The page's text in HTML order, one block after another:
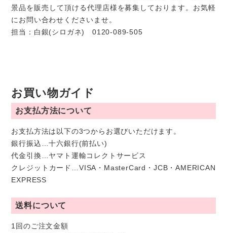
景品を販売して頂ける代理店様を募集しております。お気軽
にお問い合わせくださいませ。
担当：白銀(シロガネ) 0120-089-505
お買い物ガイド
お支払方法について
お支払方法は以下の3つからお選びいただけます。
銀行振込…十六銀行(前払い)
代金引換…ヤマト運輸コレクトサービス
クレジットカード…VISA・MasterCard・JCB・AMERICAN
EXPRESS
送料について
1回のご注文金額